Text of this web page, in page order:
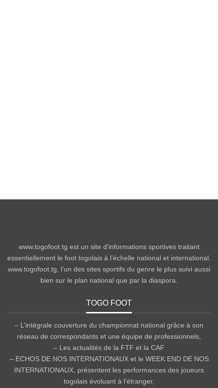
www.togofoot.tg est un site d’informations sportives traitant
essentiellement le foot togolais à l’échelle national et international.
www.togofoot.tg, l’un des sites sportifs du genre le plus suivi aussi
bien sur le plan national que par la diaspora.
TOGO FOOT
– L’intégrale couverture du championnat national grâce à son
réseau de correspondants et une équipe de professionnels,
– Les actualités de la FTF et la CAF
– ECHOS DE NOS INTERNATIONAUX et le WEEK END DE NOS
INTERNATIONAUX, présentent les performances des joueurs
togolais évoluant à l’étranger,